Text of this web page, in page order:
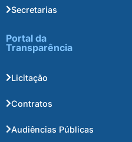
Secretarias
Portal da
Transparência
Licitação
Contratos
Audiências Públicas